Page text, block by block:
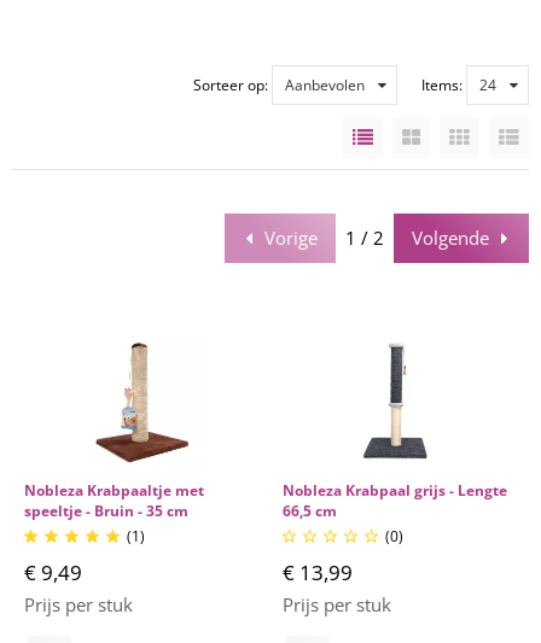
Sorteer op: Aanbevolen Items: 24
Vorige 1 / 2 Volgende
Nobleza Krabpaaltje met
speeltje - Bruin - 35 cm
     (1)
€ 9,49
Prijs per stuk
Nobleza Krabpaal grijs - Lengte
66,5 cm
     (0)
€ 13,99
Prijs per stuk